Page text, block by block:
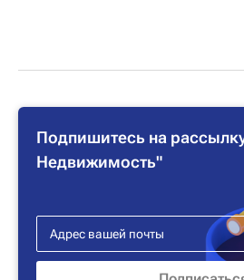
Подпишитесь на
Недвижимость"